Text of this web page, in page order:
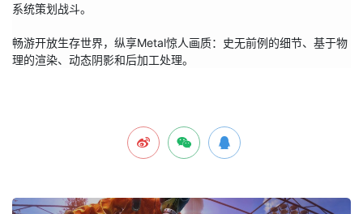
系统策划战斗。
畅游开放生存世界，纵享Metal惊人画质：史无前例的细节、基于物
理的渲染、动态阴影和后加工处理。